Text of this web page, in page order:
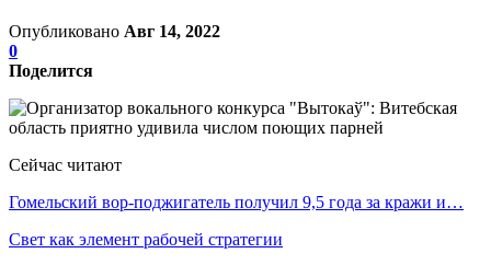
Опубликовано Авг 14, 2022
0
Поделится
Сейчас читают
Гомельский вор-поджигатель получил 9,5 года за кражи и…
Свет как элемент рабочей стратегии